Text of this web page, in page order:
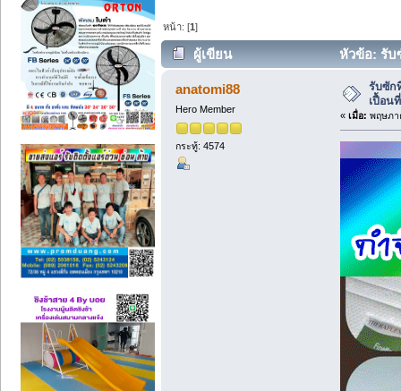
หน้า: [1]
ผู้เขียน
หัวข้อ: รับ
25837 ครั้ง)
anatomi88
Hero Member
กระทู้: 4574
รับซัก
เปื้อน
« เมื่อ: พฤษภา